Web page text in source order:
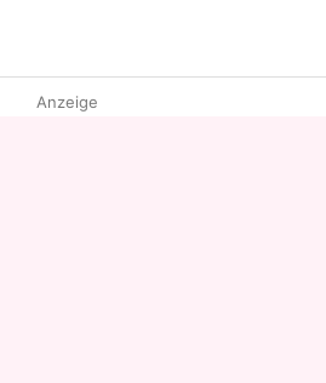
Anzeige